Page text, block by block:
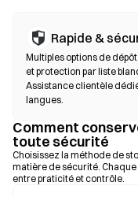
Rapide &
Multiples options de
et protection par liste
Assistance clientèle
langues.
Comment
toute sécurité
Choisissez la méthode de
matière de sécurité.
entre praticité et contrôle.